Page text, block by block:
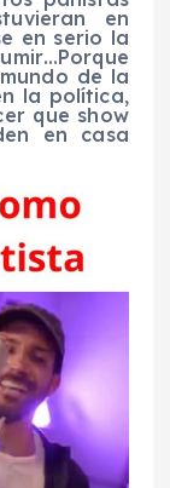
en
en serio la
de la
la política,
que show
en casa